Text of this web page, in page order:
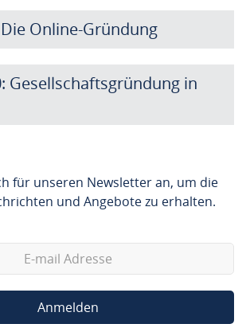
Online-Gründung
Gesellschaftsgründung in
für unseren Newsletter an, um die
und Angebote zu erhalten.
Anmelden